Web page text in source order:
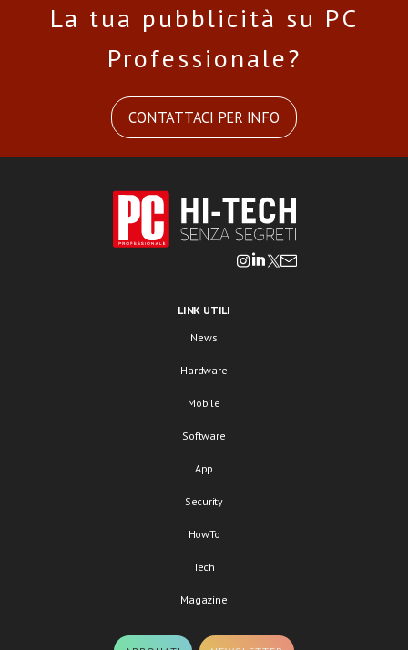
La tua pubblicità su PC
Professionale?
CONTATTACI PER INFO
LINK UTILI
News
Hardware
Mobile
Software
App
Security
HowTo
Tech
Magazine